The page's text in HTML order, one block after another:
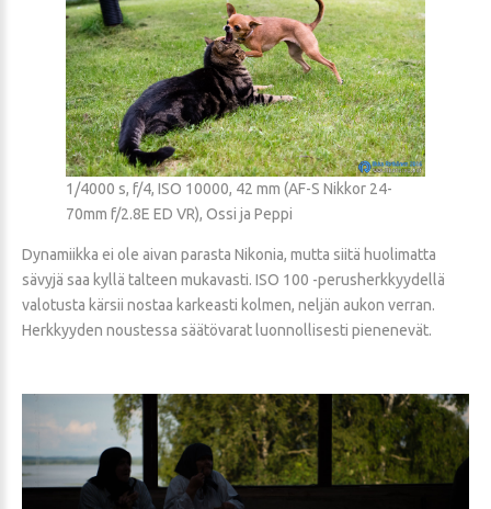
1/4000 s, f/4, ISO 10000, 42 mm (AF-S Nikkor 24-
70mm f/2.8E ED VR), Ossi ja Peppi
Dynamiikka ei ole aivan parasta Nikonia, mutta siitä huolimatta
sävyjä saa kyllä talteen mukavasti. ISO 100 -perusherkkyydellä
valotusta kärsii nostaa karkeasti kolmen, neljän aukon verran.
Herkkyyden noustessa säätövarat luonnollisesti pienenevät.